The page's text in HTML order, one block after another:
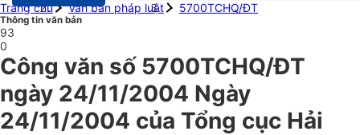
Trang chủ
Văn bản pháp luật 5700TCHQ/ĐT
Thông tin văn bản
93
0
Công văn số 5700TCHQ/ĐT
ngày 24/11/2004 Ngày
24/11/2004 của Tổng cục Hải